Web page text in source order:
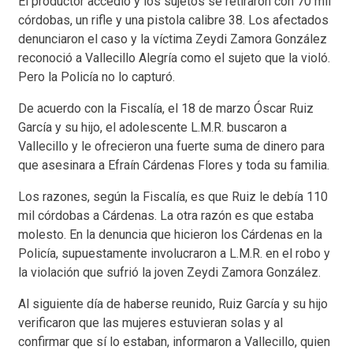
córdobas, un rifle y una pistola calibre 38. Los afectados
denunciaron el caso y la víctima Zeydi Zamora González
reconoció a Vallecillo Alegría como el sujeto que la violó.
Pero la Policía no lo capturó.
De acuerdo con la Fiscalía, el 18 de marzo Óscar Ruiz
García y su hijo, el adolescente L.M.R. buscaron a
Vallecillo y le ofrecieron una fuerte suma de dinero para
que asesinara a Efraín Cárdenas Flores y toda su familia.
Los razones, según la Fiscalía, es que Ruiz le debía 110
mil córdobas a Cárdenas. La otra razón es que estaba
molesto. En la denuncia que hicieron los Cárdenas en la
Policía, supuestamente involucraron a L.M.R. en el robo y
la violación que sufrió la joven Zeydi Zamora González.
Al siguiente día de haberse reunido, Ruiz García y su hijo
verificaron que las mujeres estuvieran solas y al
confirmar que sí lo estaban, informaron a Vallecillo, quien